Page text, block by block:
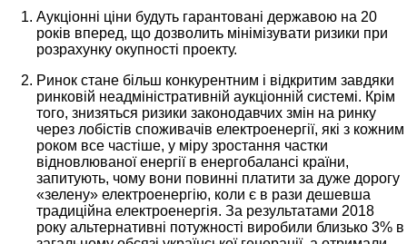
Аукціонні ціни будуть гарантовані державою на 20
років вперед, що дозволить мінімізувати ризики при
розрахунку окупності проекту.
Ринок стане більш конкурентним і відкритим завдяки
ринковій неадміністративній аукціонній системі. Крім
того, знизяться ризики законодавчих змін на ринку
через лобістів споживачів електроенергії, які з кожним
роком все частіше, у міру зростання частки
відновлюваної енергії в енергобалансі країни,
запитують, чому вони повинні платити за дуже дорогу
«зелену» електроенергію, коли є в рази дешевша
традиційна електроенергія. За результатами 2018
року альтернативні потужності виробили близько 3% в